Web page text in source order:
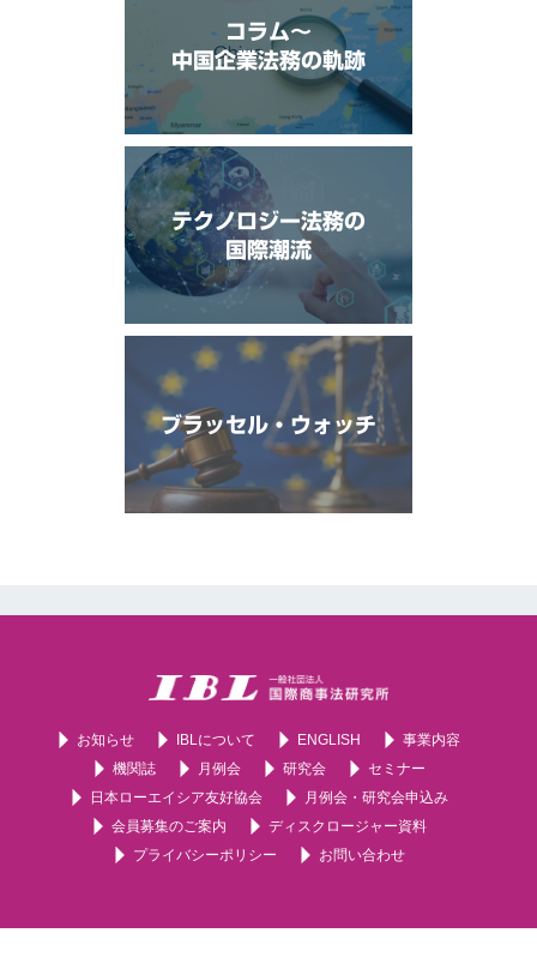
コラム〜
中国企業法務の軌跡
テクノロジー法務の
国際潮流
ブラッセル・ウォッチ
お知らせ IBLについて ENGLISH
事業内容
機関誌
月例会 研究会
セミナー
日本ローエイシア友好協会
月例会・研究会申込み
会員募集のご案内
ディスクロージャー資料
プライバシーポリシー
お問い合わせ